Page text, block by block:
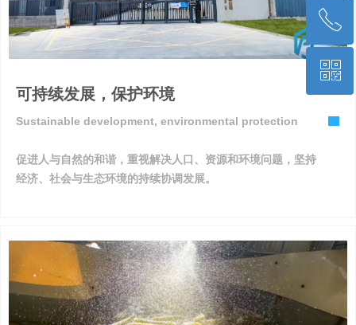
可持续发展，保护环境
Sustainable development, environmental protection
促进人与自然的和谐，重视解决人口、资源和环境问题，坚持
经济、社会与生态环境的持续协调发展。
回到顶部
ꂅ
15822411071
ꀥ
微信二维码